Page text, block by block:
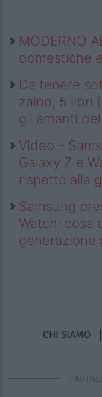
MODERNO
domestiche
Da tenere
zaino, 5 libri
gli amanti
Video –
Galaxy Z e
rispetto alla
Samsung
Watch: cosa
generazione
CHI SIAMO